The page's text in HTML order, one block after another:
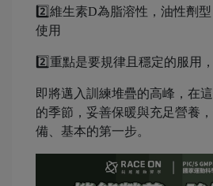
2️⃣維生素D為脂溶性，油性劑
使用
2️⃣重點是要規律且穩定的服用
即將邁入訓練堆疊的高峰，在
的季節，妥善保暖與充足營養
備、基本的第一步。